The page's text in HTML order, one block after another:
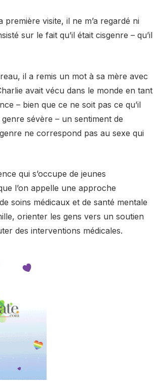
visite, il ne m’a regardé ni
sur le fait qu’il était cisgenre – qu’il
il a remis un mot à sa mère avec
avait vécu dans le monde en tant
– bien que ce ne soit pas ce qu’il
sévère – un sentiment de
ne correspond pas au sexe qui
qui s’occupe de jeunes
l’on appelle une approche
soins médicaux et de santé mentale
orienter les gens vers un soutien
des interventions médicales.